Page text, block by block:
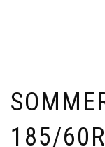
185/